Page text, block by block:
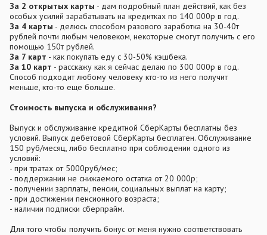
За 2 открытых карты - дам подробный план действий, как без
особых усилий зарабатывать на кредитках по 140 000р в год.
За 4 карты - делюсь способом разового заработка на 30-40т
рублей почти любым человеком, некоторые смогут получить с его
помощью 150т рублей.
За 7 карт - как покупать еду с 30-50% кэшбека.
За 10 карт - расскажу как я сейчас делаю по 300 000р в год.
Способ подходит любому человеку кто-то из него получит
меньше, кто-то еще больше.
Стоимость выпуска и обслуживания?
Выпуск и обслуживание кредитной СберКарты бесплатны без
условий. Выпуск дебетовой СберКарты бесплатен. Обслуживание
150 руб/месяц, либо бесплатно при соблюдении одного из
условий:
- при тратах от 5000руб/мес;
- поддержании не снижаемого остатка от 20 000р;
- получении зарплаты, пенсии, социальных выплат на карту;
- при достижении пенсионного возраста;
- наличии подписки сберпрайм.
Для того чтобы получить бонус от меня нужно соответствовать